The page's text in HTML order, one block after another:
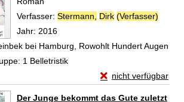
Verfasser: Stermann, Dirk (Verfasser)
Jahr: 2016
bei Hamburg, Rowohlt Hundert Augen
1 Belletristik
nicht verfügbar
Exemplar-Details
Der Junge bekommt das Gute zuletzt